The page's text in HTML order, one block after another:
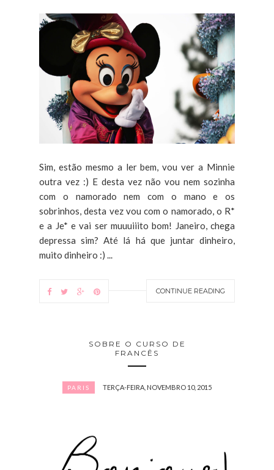
Sim, estão mesmo a ler bem, vou ver a Minnie
outra vez :) E desta vez não vou nem sozinha
com o namorado nem com o mano e os
sobrinhos, desta vez vou com o namorado, o R*
e a Je* e vai ser muuuiiito bom! Janeiro, chega
depressa sim? Até lá há que juntar dinheiro,
muito dinheiro :) ...
CONTINUE READING
SOBRE O CURSO DE
FRANCÊS
PARIS TERÇA-FEIRA, NOVEMBRO 10, 2015